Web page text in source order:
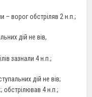
– ворог обстріляв 2 н.п.;
дій не вів,
зазнали 4 н.п.;
дій не вів;
обстрілював 4 н.п.;